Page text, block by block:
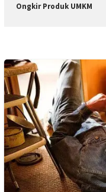
Ongkir Produk UMKM